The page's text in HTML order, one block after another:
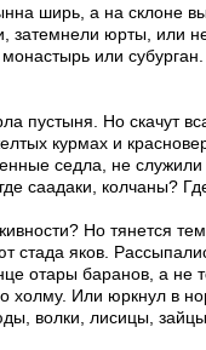
ширь, а на склоне
затемнели юрты, или
или
пустыня. Но скачут
курмах и
седла, не служили
саадаки, колчаны?
Но тянется
стада яков.
отары баранов, а не
холму. Или юркнул в
волки, лисицы,